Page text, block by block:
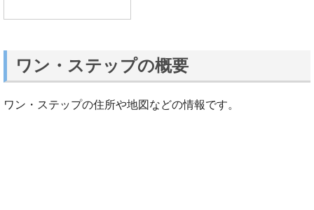
ワン・ステップの概要
ワン・ステップの住所や地図などの情報です。